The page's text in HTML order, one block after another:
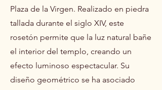
Plaza de la Virgen. Realizado en piedra
tallada durante el siglo XIV, este
rosetón permite que la luz natural bañe
el interior del templo, creando un
efecto luminoso espectacular. Su
diseño geométrico se ha asociado